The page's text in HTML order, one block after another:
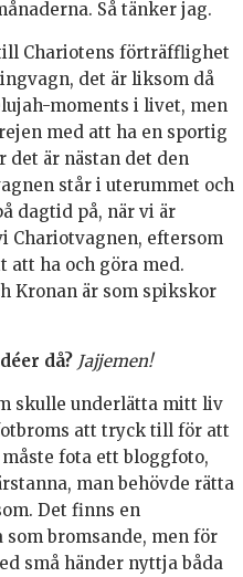
Så tänker jag.
Chariotens förträfflighet
det är liksom då
moments i livet, men
med att ha en sportig
det är nästan det den
står i uterummet och
dagtid på, när vi är
Chariotvagnen, eftersom
att ha och göra med.
Kronan är som spikskor
då? Jajjemen!
skulle underlätta mitt liv
att tryck till för att
fota ett bloggfoto,
man behövde rätta
Det finns en
bromsande, men för
små händer nyttja båda